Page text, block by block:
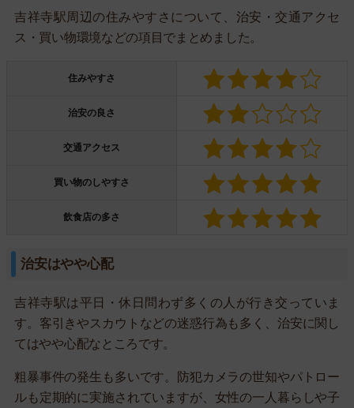
吉祥寺駅周辺の住みやすさについて、治安・交通アクセ
ス・買い物環境などの項目でまとめました。
住みやすさ
治安の良さ
交通アクセス
買い物のしやすさ
飲食店の多さ
治安はやや心配
吉祥寺駅は平日・休日問わず多くの人が行き交っていま
す。客引きやスカウトなどの迷惑行為も多く、治安に関し
てはやや心配なところです。
粗暴事件の発生も多いです。防犯カメラの世知やパトロー
ルも定期的に実施されていますが、女性の一人暮らしや子